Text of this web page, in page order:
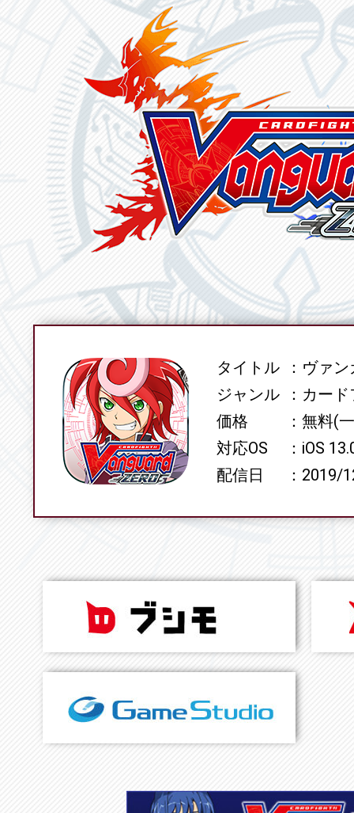
SPECタイトル
ヴァン
ジャンル
カード
価格
無料(
対応OS
iOS
配信日
2019/